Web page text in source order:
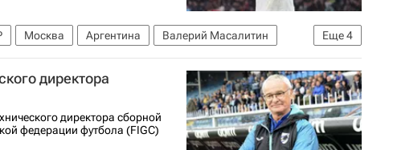
Еще4
Москва Аргентина
Валерий Масалитин
РПЛ 2026-2027 (Чемпионат России по футболу)
директора
директора сборной
федерации футбола (FIGC)